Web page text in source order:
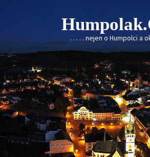
Skip
to
content
. . . . . nejen o Humpolci a